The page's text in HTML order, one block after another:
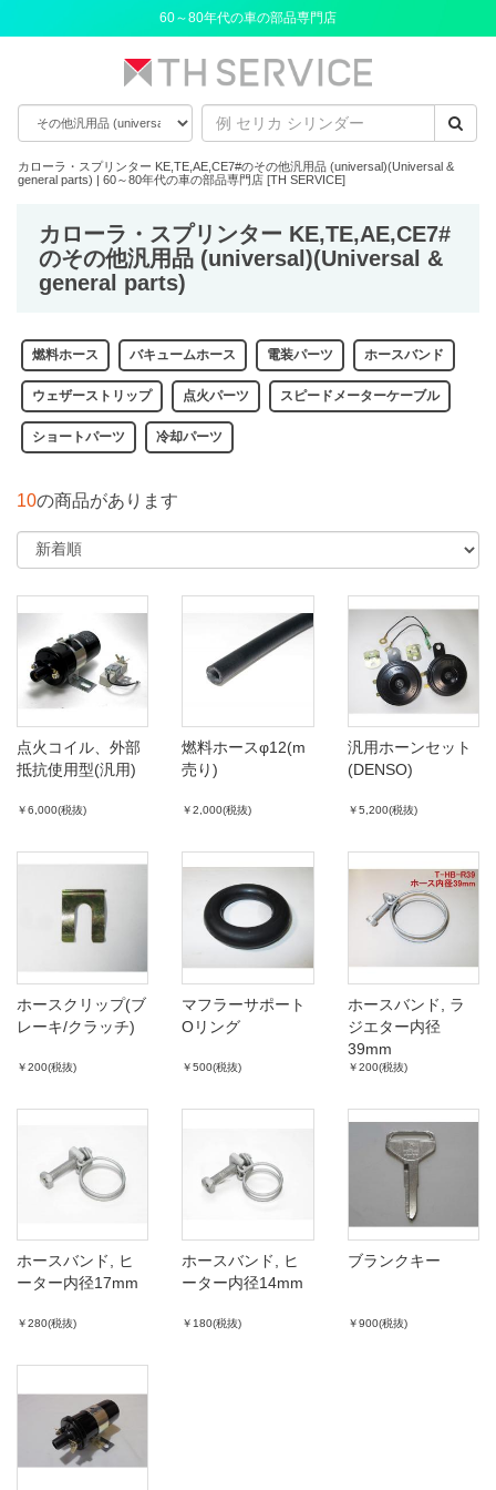
60～80年代の車の部品専門店
カローラ・スプリンター KE,TE,AE,CE7#のその他汎用品 (universal)(Universal &
general parts) | 60～80年代の車の部品専門店 [TH SERVICE]
カローラ・スプリンター KE,TE,AE,CE7#
のその他汎用品 (universal)(Universal &
general parts)
燃料ホース バキュームホース 電装パーツ ホースバンド
ウェザーストリップ 点火パーツ スピードメーターケーブル
ショートパーツ 冷却パーツ
10の商品があります
点火コイル、外部
抵抗使用型(汎用)
￥6,000(税抜)
燃料ホースφ12(m
売り)
￥2,000(税抜)
汎用ホーンセット
(DENSO)
￥5,200(税抜)
ホースクリップ(ブ
レーキ/クラッチ)
￥200(税抜)
マフラーサポート
Oリング
￥500(税抜)
ホースバンド, ラ
ジエター内径
39mm
￥200(税抜)
ホースバンド, ヒ
ーター内径17mm
￥280(税抜)
ホースバンド, ヒ
ーター内径14mm
￥180(税抜)
ブランクキー
￥900(税抜)